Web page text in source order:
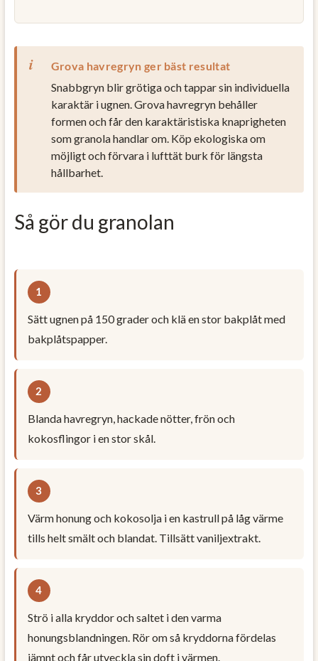
Grova havregryn ger bäst resultat
Snabbgryn blir grötiga och tappar sin individuella
karaktär i ugnen. Grova havregryn behåller
formen och får den karaktäristiska knaprigheten
som granola handlar om. Köp ekologiska om
möjligt och förvara i lufttät burk för längsta
hållbarhet.
Så gör du granolan
Sätt ugnen på 150 grader och klä en stor bakplåt med
bakplåtspapper.
Blanda havregryn, hackade nötter, frön och
kokosflingor i en stor skål.
Värm honung och kokosolja i en kastrull på låg värme
tills helt smält och blandat. Tillsätt vaniljextrakt.
Strö i alla kryddor och saltet i den varma
honungsblandningen. Rör om så kryddorna fördelas
jämnt och får utveckla sin doft i värmen.